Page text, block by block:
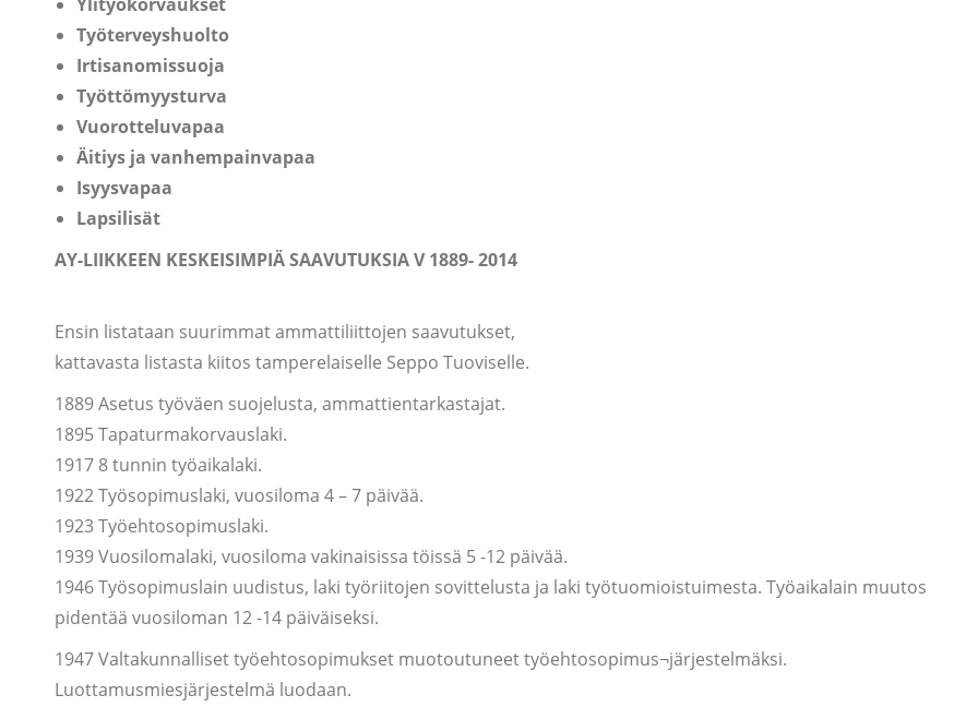
Työterveyshuolto
Irtisanomissuoja
Työttömyysturva
Vuorotteluvapaa
Äitiys ja vanhempainvapaa
Isyysvapaa
Lapsilisät
AY-LIIKKEEN KESKEISIMPIÄ SAAVUTUKSIA V 1889- 2014
Ensin listataan suurimmat ammattiliittojen saavutukset,
kattavasta listasta kiitos tamperelaiselle Seppo Tuoviselle.
1889 Asetus työväen suojelusta, ammattientarkastajat.
1895 Tapaturmakorvauslaki.
1917 8 tunnin työaikalaki.
1922 Työsopimuslaki, vuosiloma 4 – 7 päivää.
1923 Työehtosopimuslaki.
1939 Vuosilomalaki, vuosiloma vakinaisissa töissä 5 -12 päivää.
1946 Työsopimuslain uudistus, laki työriitojen sovittelusta ja laki työtuomioistuimesta. Työaikalain muutos
pidentää vuosiloman 12 -14 päiväiseksi.
1947 Valtakunnalliset työehtosopimukset muotoutuneet työehtosopimus¬järjestelmäksi.
Luottamusmiesjärjestelmä luodaan.